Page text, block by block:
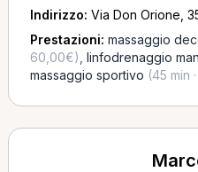
Indirizzo: Via Don Orione,
Prestazioni: massaggio
60,00€) linfodrenaggio
massaggio sportivo (45 min